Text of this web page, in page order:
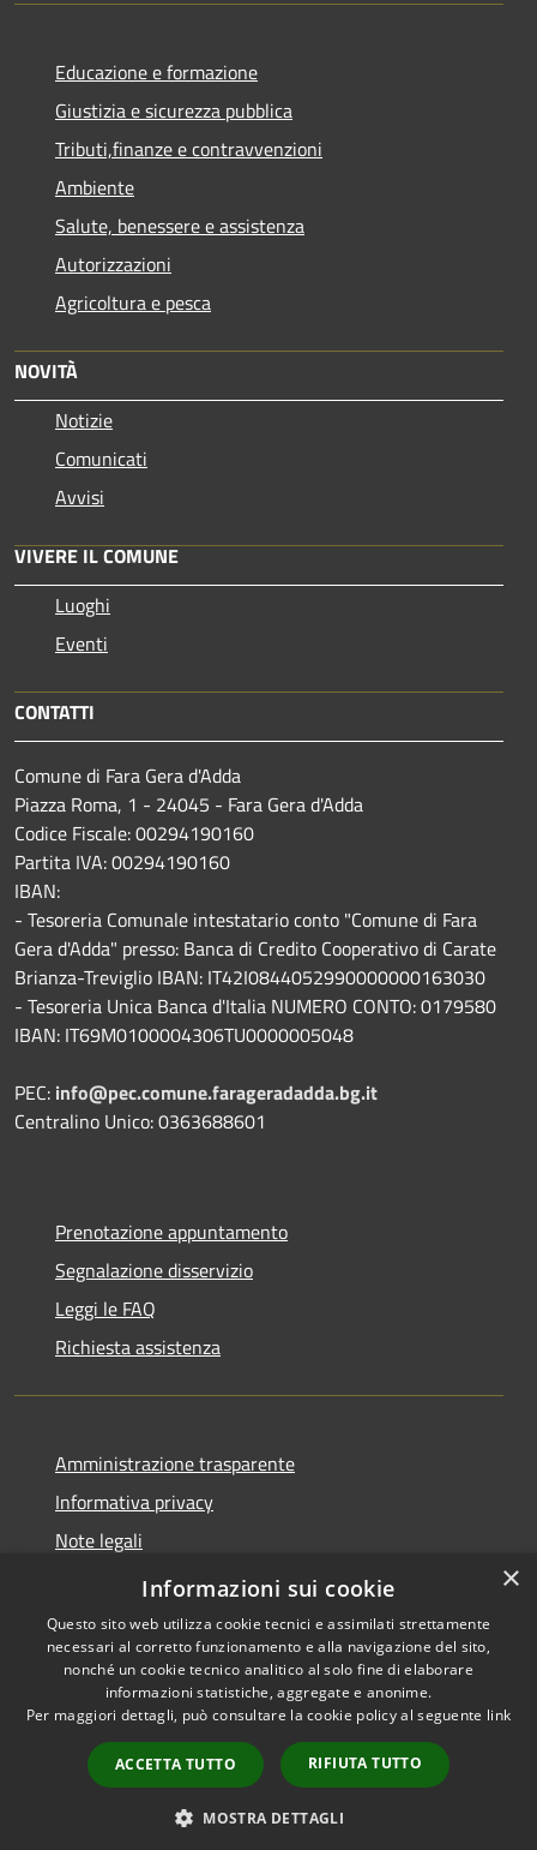
Educazione e formazione
Giustizia e sicurezza pubblica
Tributi,finanze e contravvenzioni
Ambiente
Salute, benessere e assistenza
Autorizzazioni
Agricoltura e pesca
NOVITÀ
Notizie
Comunicati
Avvisi
VIVERE IL COMUNE
Luoghi
Eventi
CONTATTI
Comune di Fara Gera d'Adda
Piazza Roma, 1 - 24045 - Fara Gera d'Adda
Codice Fiscale: 00294190160
Partita IVA: 00294190160
IBAN:
- Tesoreria Comunale intestatario conto "Comune di Fara
Gera d'Adda" presso: Banca di Credito Cooperativo di Carate
Brianza-Treviglio IBAN: IT42I0844052990000000163030
- Tesoreria Unica Banca d'Italia NUMERO CONTO: 0179580
IBAN: IT69M0100004306TU0000005048
PEC: info@pec.comune.farageradadda.bg.it
Centralino Unico: 0363688601
Prenotazione appuntamento
Segnalazione disservizio
Leggi le FAQ
Richiesta assistenza
Amministrazione trasparente
Informativa privacy
Note legali
Dichiarazione di accessibilità
Accessibilità
Copyright © 2026 • Comune di
Fara Gera d'Adda • Powered by
Municipium•
Accesso
redazione
×
Informazioni sui cookie
Questo sito web utilizza cookie tecnici e assimilati strettamente
necessari al corretto funzionamento e alla navigazione del sito,
nonché un cookie tecnico analitico al solo fine di elaborare
informazioni statistiche, aggregate e anonime.
Per maggiori dettagli, può consultare la cookie policy al seguente link
ACCETTA TUTTO RIFIUTA TUTTO
MOSTRA DETTAGLI